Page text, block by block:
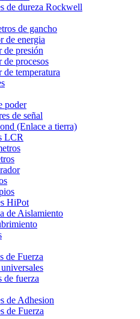
de dureza Rockwell
de gancho
de energia
de presión
de procesos
de temperatura
poder
de señal
(Enlace a tierra)
LCR
HiPot
de Aislamiento
de Fuerza
de fuerza
de Adhesion
de Fuerza